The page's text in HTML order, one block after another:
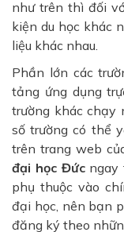
như trên thì đối
kiện du học khác
liệu khác nhau.
Phần lớn các
tảng ứng dụng
trường khác chạy
số trường có thể
trên trang web
đại học Đứcngay
phụ thuộc vào
đại học, nên bạn
đăng ký theo